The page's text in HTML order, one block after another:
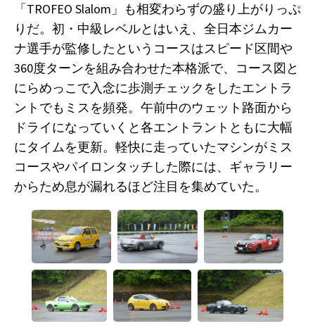
「TROFEO Slalom」も相変わらずの盛り上がりっぷ
りだ。初・中級レベルとはいえ、全日本ジムカー
ナ選手が監修したというコースはスピード区間や
360度ターンを組み合わせた本格派で、コース図と
にらめっこで入念に歩測チェックをしたエントラ
ントでもミスを頻発。午前中のウェット路面から
ドライになっていくと各エントラントともに大幅
にタイムを更新。軽快に走っていたマシンがミス
コースやパイロンタッチした際には、ギャラリー
からため息が漏れるほど注目を集めていた。